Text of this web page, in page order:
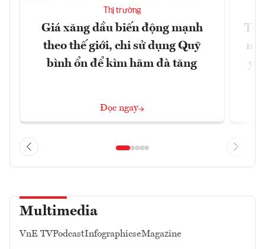
Thị trường
Giá xăng dầu biến động mạnh
theo thế giới, chi sử dụng Quỹ
bình ổn để kìm hãm đà tăng
Đọc ngay
Multimedia
VnE TVPodcastInfographicseMagazine